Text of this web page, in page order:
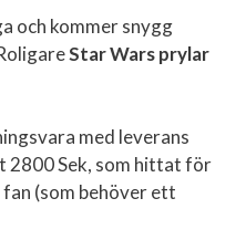
och kommer snygg
Star Wars prylar
med leverans
2800 Sek, som hittat för
fan (som behöver ett